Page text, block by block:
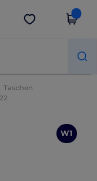
App holen
Taschen
W1